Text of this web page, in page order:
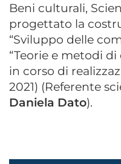
Beni culturali,
progettato la
“Sviluppo delle
“Teorie e metodi
in corso di
2021) (Referente
Daniela Dato).